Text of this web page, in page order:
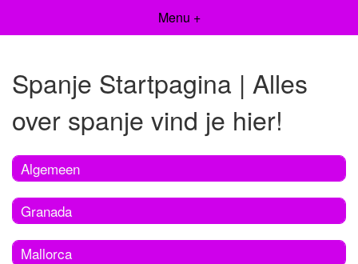
Menu +
Spanje Startpagina | Alles
over spanje vind je hier!
Algemeen
Granada
Mallorca